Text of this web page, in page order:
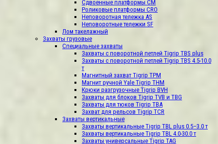
Сдвоенные платформы CM
Роликовые платформы CRO
Неповоротная тележка AS
Неповоротные тележки SF
Лом такелажный
Захваты грузовые
Специальные захваты
Захваты с поворотной петлей Tigrip TBS plus
Захваты с поворотной петлей Tigrip TBS 4.5-10.0
т
Магнитный захват Tigrip TPM
Магнит ручной Yale Tigrip THM
Крюки разгрузочные Tigrip BVH
Захваты для блоков Tigrip TVB и TBG
Захваты для тюков Tigrip TBA
Захват для рельсов Tigrip TCR
Захваты вертикальные
Захваты вертикальные Tigrip TBL plus 0.5–3.0 т
Захваты вертикальные Tigrip TBL 4.0-30.0 т
Захваты универсальные Tigrip TAG